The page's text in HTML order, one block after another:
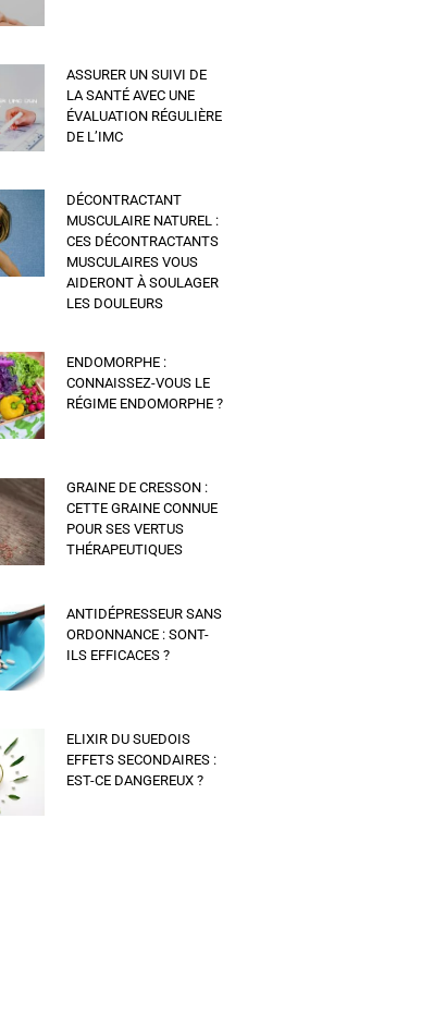
ASSURER UN SUIVI DE
LA SANTÉ AVEC UNE
ÉVALUATION RÉGULIÈRE
DE L’IMC
DÉCONTRACTANT
MUSCULAIRE NATUREL :
CES DÉCONTRACTANTS
MUSCULAIRES VOUS
AIDERONT À SOULAGER
LES DOULEURS
ENDOMORPHE :
CONNAISSEZ-VOUS LE
RÉGIME ENDOMORPHE ?
GRAINE DE CRESSON :
CETTE GRAINE CONNUE
POUR SES VERTUS
THÉRAPEUTIQUES
ANTIDÉPRESSEUR SANS
ORDONNANCE : SONT-
ILS EFFICACES ?
ELIXIR DU SUEDOIS
EFFETS SECONDAIRES :
EST-CE DANGEREUX ?